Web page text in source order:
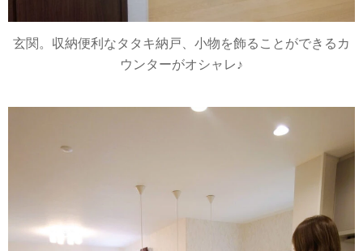
玄関。収納便利なタタキ納戸、小物を飾ることができるカ
ウンターがオシャレ♪